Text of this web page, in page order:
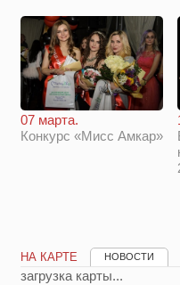
07 марта.
Конкурс «Мисс Амкар»
НА КАРТЕ НОВОСТИ
загрузка карты...